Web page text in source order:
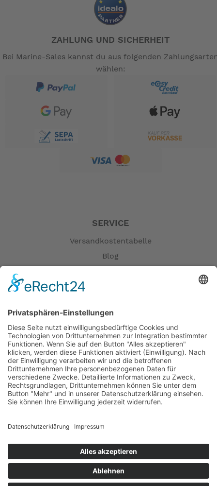
ZAHLUNG UND SICHERHEIT
Bei Marine-Sales kannst du aus folgenden
wählen:
SERVICE
Versandkostentabelle
Blog
Öffnungszeiten
Versandpartner
Verfügbarkeiten
Zahlung und Versand
Datenschutz
Fernabsatz
Widerrufsrecht MS
Kontakt
Garantiefall
Batterieverordnung